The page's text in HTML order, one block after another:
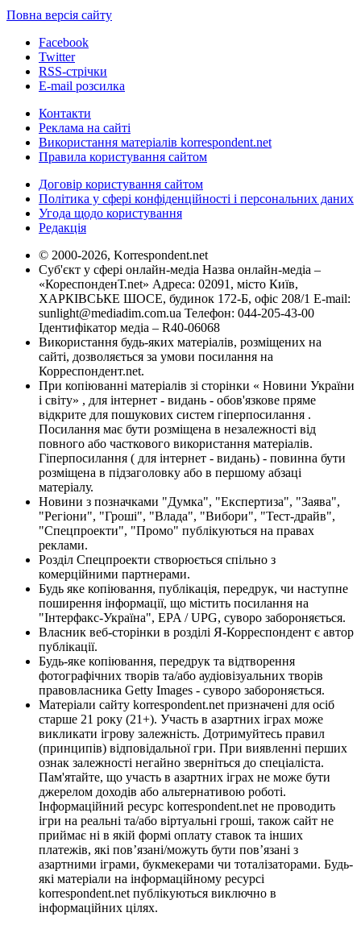
Повна версія сайту
Facebook
Twitter
RSS-стрічки
E-mail розсилка
Контакти
Реклама на сайті
Використання матеріалів korrespondent.net
Правила користування сайтом
Договір користування сайтом
Політика у сфері конфіденційності і персональних даних
Угода щодо користування
Редакція
© 2000-2026, Korrespondent.net
Суб'єкт у сфері онлайн-медіа Назва онлайн-медіа –
«КореспонденТ.net» Адреса: 02091, місто Київ,
ХАРКІВСЬКЕ ШОСЕ, будинок 172-Б, офіс 208/1 E-mail:
sunlight@mediadim.com.ua Телефон: 044-205-43-00
Ідентифікатор медіа – R40-06068
Використання будь-яких матеріалів, розміщених на
сайті, дозволяється за умови посилання на
Корреспондент.net.
При копіюванні матеріалів зі сторінки « Новини України
і світу» , для інтернет - видань - обов'язкове пряме
відкрите для пошукових систем гіперпосилання .
Посилання має бути розміщена в незалежності від
повного або часткового використання матеріалів.
Гіперпосилання ( для інтернет - видань) - повинна бути
розміщена в підзаголовку або в першому абзаці
матеріалу.
Новини з позначками "Думка", "Експертиза", "Заява",
"Регіони", "Гроші", "Влада", "Вибори", "Тест-драйв",
"Спецпроекти", "Промо" публікуються на правах
реклами.
Розділ Спецпроекти створюється спільно з
комерційними партнерами.
Будь яке копіювання, публікація, передрук, чи наступне
поширення інформації, що містить посилання на
"Інтерфакс-Україна", EPA / UPG, суворо забороняється.
Власник веб-сторінки в розділі Я-Корреспондент є автор
публікації.
Будь-яке копіювання, передрук та відтворення
фотографічних творів та/або аудіовізуальних творів
правовласника Getty Images - суворо забороняється.
Матеріали сайту korrespondent.net призначені для осіб
старше 21 року (21+). Участь в азартних іграх може
викликати ігрову залежність. Дотримуйтесь правил
(принципів) відповідальної гри. При виявленні перших
ознак залежності негайно зверніться до спеціаліста.
Пам'ятайте, що участь в азартних іграх не може бути
джерелом доходів або альтернативою роботі.
Інформаційний ресурс korrespondent.net не проводить
ігри на реальні та/або віртуальні гроші, також сайт не
приймає ні в якій формі оплату ставок та інших
платежів, які пов’язані/можуть бути пов’язані з
азартними іграми, букмекерами чи тоталізаторами. Будь-
які матеріали на інформаційному ресурсі
korrespondent.net публікуються виключно в
інформаційних цілях.